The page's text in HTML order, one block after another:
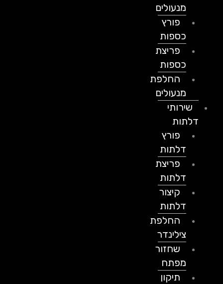
מנעולים
פורץ
כספות
פריצת
כספות
החלפת
מנעולים
שירותי
דלתות
פורץ
דלתות
פריצת
דלתות
קיצור
דלתות
החלפת
צילינדר
שחזור
מפתח
תיקון